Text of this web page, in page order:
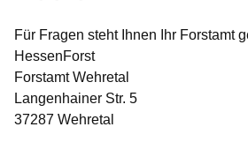
Für Fragen steht Ihnen Ihr Forstamt
HessenForst
Forstamt Wehretal
Langenhainer Str. 5
37287 Wehretal